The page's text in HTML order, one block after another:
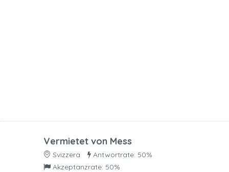
Vermietet von Mess
Svizzera
Antwortrate: 50%
Akzeptanzrate: 50%